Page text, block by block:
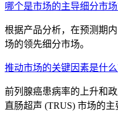
哪个是市场的主导细分市场
根据产品分析，在预测期
场的领先细分市场。
推动市场的关键因素是什么
前列腺癌患病率的上升和
直肠超声 (TRUS) 市场的主